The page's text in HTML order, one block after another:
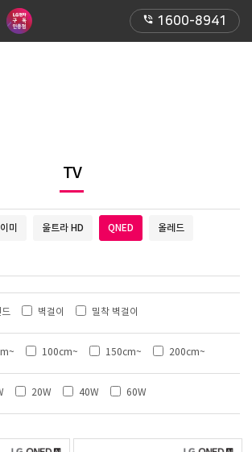
phone_in_talk 1600-8941
TV
미 울트라 HD QNED 올레드
벽걸이 밀착 벽걸이
100cm~ 150cm~ 200cm~
20W 40W 60W